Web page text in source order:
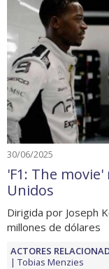
30/06/2025
'F1: The
Unidos
Dirigida por Joseph
millones de dólares
ACTORES
Tobias Menzies